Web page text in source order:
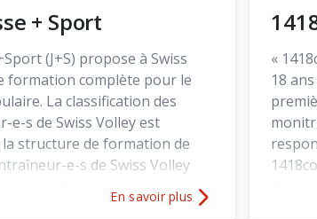
+ Sport
(J+S) propose à Swiss
formation complète pour le
La classification des
e-s de Swiss Volley est
la structure de formation de
e-s de Swiss Volley
Plus d'informations sur
En savoir plus
«
18